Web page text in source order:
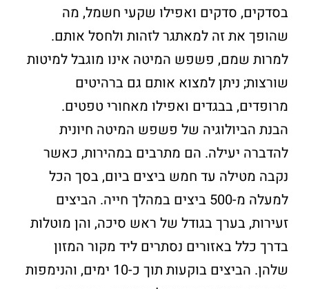
בסדקים, סדקים ואפילו שקעי חשמל, מה
שהופך את זה למאתגר לזהות ולחסל אותם.
למרות שמם, פשפש המיטה אינו מוגבל למיטות
שורצות; ניתן למצוא אותם גם ברהיטים
מרופדים, בבגדים ואפילו מאחורי טפטים.
הבנת הביולוגיה של פשפש המיטה חיונית
להדברה יעילה. הם מתרבים במהירות, כאשר
נקבה מטילה עד חמש ביצים ביום, בסך הכל
למעלה מ-500 ביצים במהלך חייה. הביצים
זעירות, בערך בגודל של ראש סיכה, והן מוטלות
בדרך כלל באזורים נסתרים ליד מקור המזון
שלהן. הביצים בוקעות תוך כ-10 ימים, והנימפות